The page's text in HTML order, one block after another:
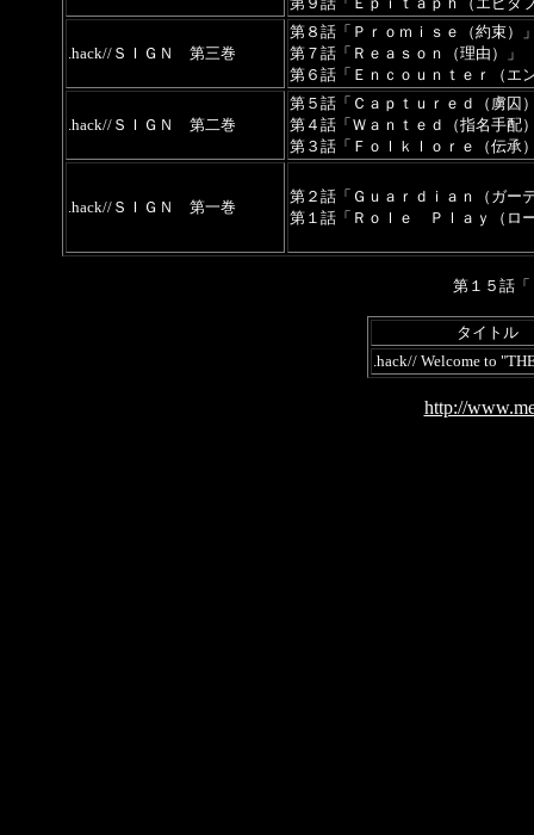
.hack//ＳＩＧＮ 第三巻
第８話「Ｐｒｏｍｉｓｅ（約束）
第７話「Ｒｅａｓｏｎ（理由）」
第６話「Ｅｎｃｏｕｎｔｅｒ（エ
.hack//ＳＩＧＮ 第二巻
第５話「Ｃａｐｔｕｒｅｄ（虜囚
第４話「Ｗａｎｔｅｄ（指名手配
第３話「Ｆｏｌｋｌｏｒｅ（伝承
.hack//ＳＩＧＮ 第一巻
第２話「Ｇｕａｒｄｉａｎ（ガー
第１話「Ｒｏｌｅ Ｐｌａｙ（ロ
第１５話
タイトル
.hack// Welcome to
http://